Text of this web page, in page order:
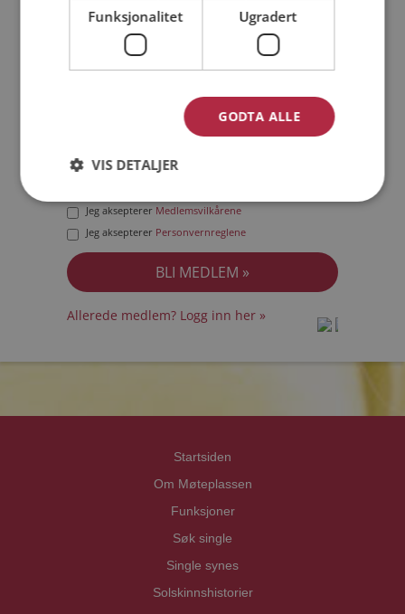
Min alder:
Jeg aksepterer Medlemsvilkårene
Jeg aksepterer Personvernreglene
Allerede medlem? Logg inn her »
Startsiden
Om Møteplassen
Funksjoner
Søk single
Single synes
Solskinnshistorier
Funksjonalitet Ugradert
GODTA ALLE
VIS DETALJER